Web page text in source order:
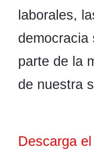
laborales,
democracia
parte de la
de nuestra
Descarga